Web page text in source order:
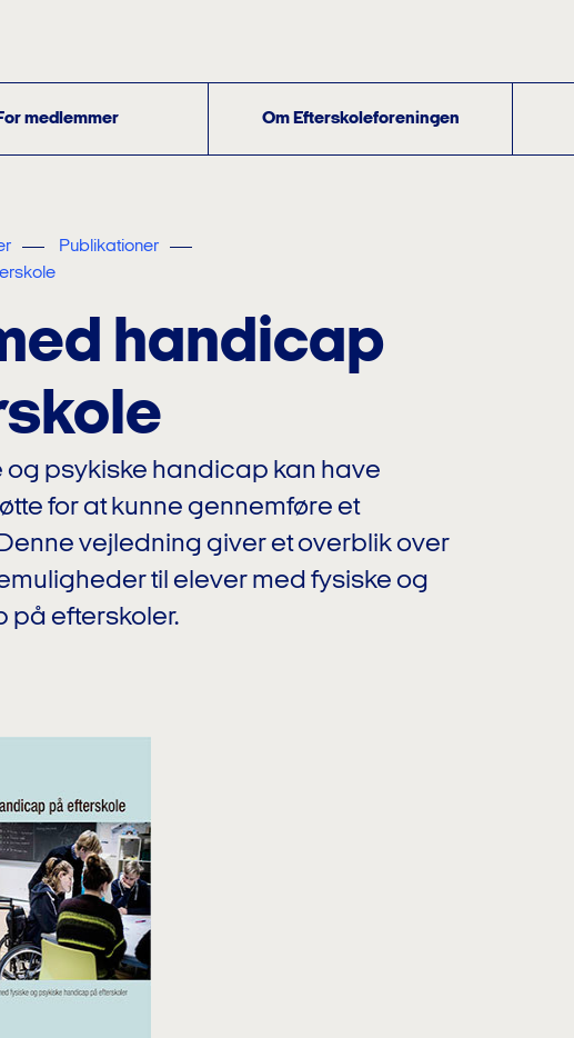
medlemmer Om Efterskoleforeningen
Publikationer
handicap
og psykiske handicap kan have
for at kunne gennemføre et
vejledning giver et overblik over
til elever med fysiske og
på efterskoler.